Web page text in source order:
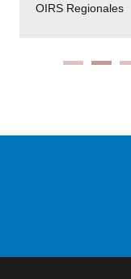
OIRS Regionales